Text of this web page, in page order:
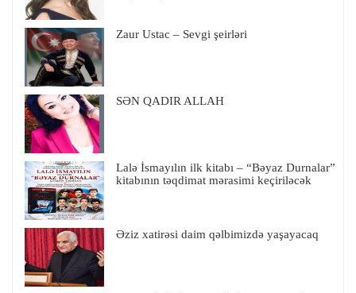
Zaur Ustac – Sevgi şeirləri
SƏN QADIR ALLAH
Lalə İsmayılın ilk kitabı – “Bəyaz Durnalar”
kitabının təqdimat mərasimi keçiriləcək
Əziz xatirəsi daim qəlbimizdə yaşayacaq